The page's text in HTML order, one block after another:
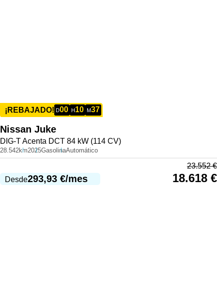
¡REBAJADO! D00 H10 M37
Nissan Juke
DIG-T Acenta DCT 84 kW (114 CV)
28.542km2025GasolinaAutomático
Desde293,93 €/mes
23.552€
18.618 €